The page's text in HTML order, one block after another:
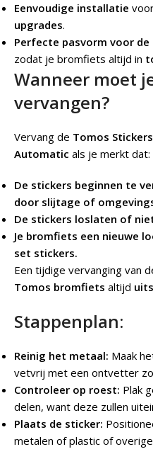
Eenvoudige installatie
upgrades.
Perfecte pasvorm voor
zodat je bromfiets altijd in
Wanneer moet
vervangen?
Vervang de Tomos
Automatic als je merkt dat:
De stickers beginnen te
door slijtage of
De stickers loslaten of
Je bromfiets een nieuwe
set stickers.
Een tijdige vervanging van
Tomos bromfiets altijd
Stappenplan:
Reinig het metaal: Maak
vetvrij met een ontvetter
Controleer op roest: Plak
delen, want deze zullen
Plaats de sticker:
metalen of plastic of